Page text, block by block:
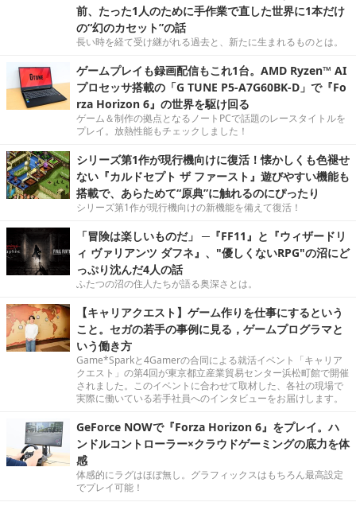
前、たった1人のために手作業で直した世界に1本だけ
の“幻のカセット”の話
長い時を経て受け継がれる過去と、新たに生まれるものとは。
ゲームプレイも録画配信もこれ1台。AMD Ryzen™ AI
プロセッサ搭載の「G TUNE P5-A7G60BK-D」で『Fo
rza Horizon 6』の世界を駆け回る
ゲーム＆制作の拠点となるノートPCで話題のレースタイトルを
プレイ。放熱性能もチェックしました！
シリーズ第1作が現行機向けに復活！懐かしくも色褪せ
ない『カルドセプト ザ ファースト』遊びやすい機能も
搭載で、あらためて“原典”に触れるのにぴったり
シリーズ第1作が現行機向けの新機能を備えて復活！
「冒険は楽しいものだ」 ─『FF11』と『ウィザードリ
ィ ヴァリアンツ ダフネ』、"優しくないRPG"の沼にど
っぷり沈んだ4人の話
ふたつの沼の住人たちが語る奥深さとは。
【キャリアクエスト】ゲーム作りを仕事にするという
こと。セガの若手の事例に見る，ゲームプログラマと
いう働き方
Game*Sparkと4Gamerの合同による就活イベント「キャリア
クエスト」の第4回が東京都立産業貿易センター浜松町館で開催
されました。このイベントに合わせて取材した、各社の現場で
実際に働いている若手社員へのインタビューをお届けします。
GeForce NOWで『Forza Horizon 6』をプレイ。ハ
ンドルコントローラー×クラウドゲーミングの底力を体
感
体感的にラグはほぼ無し。グラフィックスはもちろん最高設定
でプレイ可能！